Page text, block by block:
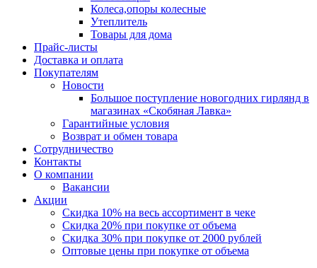
Колеса,опоры колесные
Утеплитель
Товары для дома
Прайс-листы
Доставка и оплата
Покупателям
Новости
Большое поступление новогодних гирлянд в
магазинах «Скобяная Лавка»
Гарантийные условия
Возврат и обмен товара
Сотрудничество
Контакты
О компании
Вакансии
Акции
Скидка 10% на весь ассортимент в чеке
Скидка 20% при покупке от объема
Скидка 30% при покупке от 2000 рублей
Оптовые цены при покупке от объема